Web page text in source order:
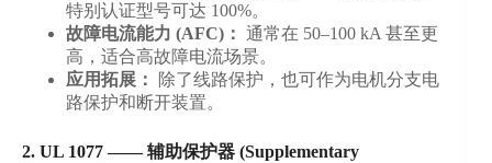
特别认证型号可达 100%。
故障电流能力 (AFC)： 通常在 50–100 kA 甚至更
高，适合高故障电流场景。
应用拓展：
除了线路保护，也可作为电机分支电
路保护和断开装置。
2. UL 1077 —— 辅助保护器 (Supplementary